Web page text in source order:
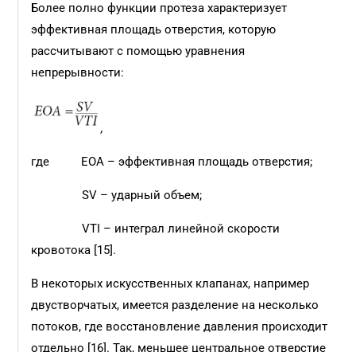
Более полно функции протеза характеризует
эффективная площадь отверстия, которую
рассчитывают с помощью уравнения
непрерывности:
,
где EOA – эффективная площадь отверстия;
SV – ударный объем;
VTI – интеграл линейной скорости
кровотока [15].
В некоторых искусственных клапанах, например
двустворчатых, имеется разделение на несколько
потоков, где восстановление давления происходит
отдельно [16]. Так, меньшее центральное отверстие